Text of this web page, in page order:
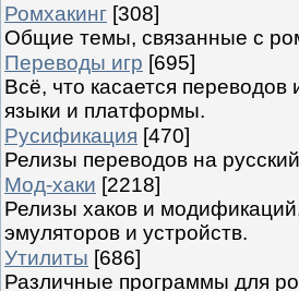
Ромхакинг [308]
Общие темы, связанные с
Переводы игр [695]
Всё, что касается переводов
языки и платформы.
Русификация [470]
Релизы переводов на
Мод-хаки [2218]
Релизы хаков и
эмуляторов и устройств.
Утилиты [686]
Различные программы для